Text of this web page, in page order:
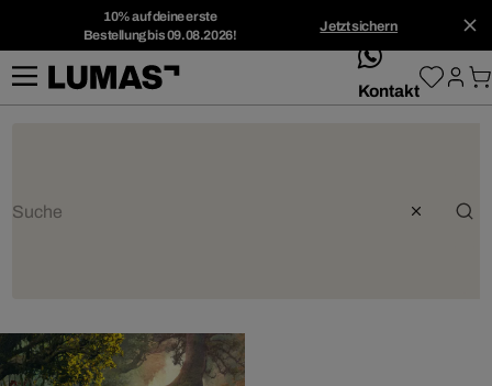
10% auf deine erste
Bestellung bis 09.08.2026!
Jetzt sichern
whatsApp
Kontakt